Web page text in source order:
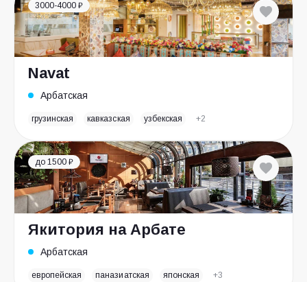
3000-4000 ₽
Navat
Арбатская
грузинская кавказская узбекская +2
до 1500 ₽
Якитория на Арбате
Арбатская
европейская паназиатская японская +3